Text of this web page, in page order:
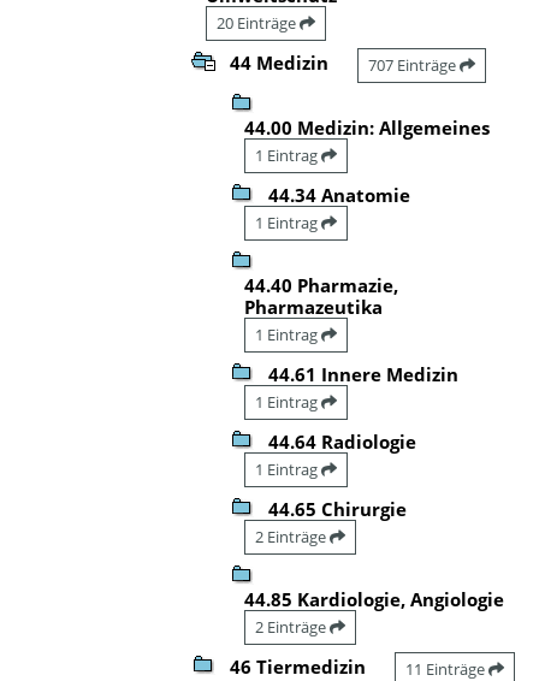
20 Einträge
44 Medizin 707 Einträge
44.00 Medizin: Allgemeines
1 Eintrag
44.34 Anatomie
1 Eintrag
44.40 Pharmazie,
Pharmazeutika
1 Eintrag
44.61 Innere Medizin
1 Eintrag
44.64 Radiologie
1 Eintrag
44.65 Chirurgie
2 Einträge
44.85 Kardiologie, Angiologie
2 Einträge
46 Tiermedizin 11 Einträge